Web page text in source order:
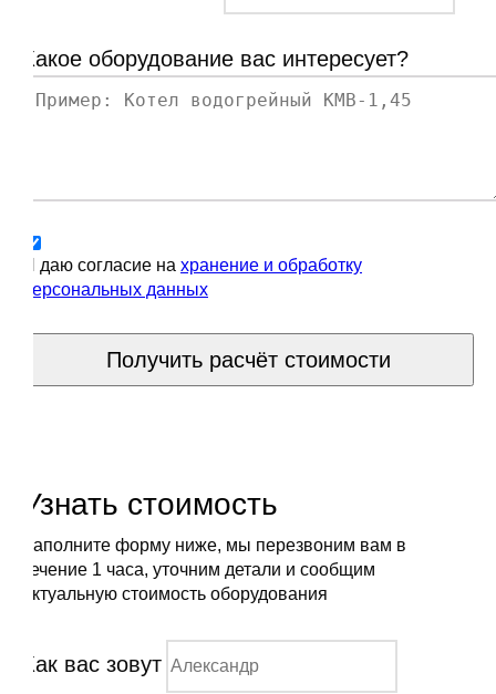
Какое оборудование вас интересует?
Я даю согласие на хранение и обработку
персональных данных
Получить расчёт стоимости
Узнать стоимость
Заполните форму ниже, мы перезвоним вам в
течение 1 часа, уточним детали и сообщим
актуальную стоимость оборудования
Как вас зовут